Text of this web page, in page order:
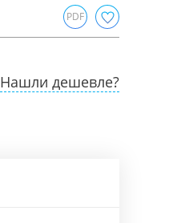
PDF
Нашли дешевле?